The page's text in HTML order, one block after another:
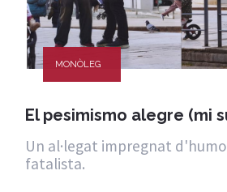
MONÒLEG
El pesimismo alegre (mi
Un al·legat impregnat
fatalista.